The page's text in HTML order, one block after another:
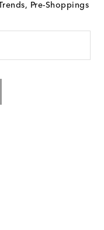
Pre-Shoppings